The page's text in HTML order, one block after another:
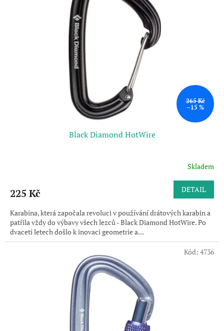
265 Kč
–15 %
Black Diamond HotWire
Skladem
225 Kč DETAIL
Karabina, která započala revoluci v používání drátových karabin a
patřila vždy do výbavy všech lezců - Black Diamond HotWire. Po
dvaceti letech došlo k inovaci geometrie a...
Kód: 4736